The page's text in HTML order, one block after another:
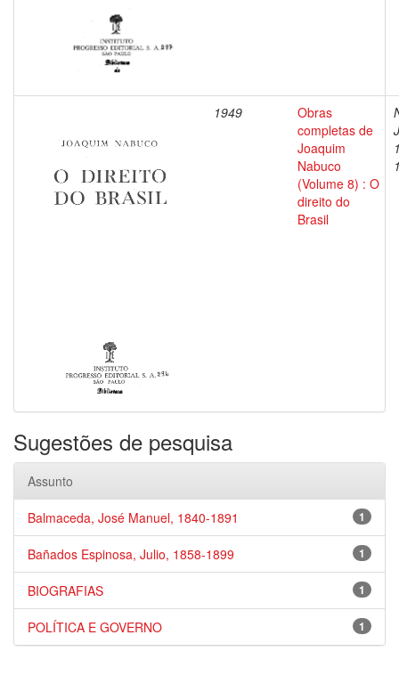
1949
Obras
completas de
Joaquim
Nabuco
(Volume 8) : O
direito do
Brasil
Sugestões de pesquisa
Assunto
1
Balmaceda, José Manuel, 1840-1891
1
Bañados Espinosa, Julio, 1858-1899
1
BIOGRAFIAS
1
POLÍTICA E GOVERNO